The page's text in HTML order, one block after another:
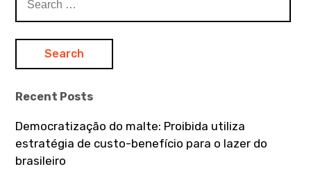
c
f
r
:
Recent Posts
Democratização do malte: Proibida utiliza
estratégia de custo-benefício para o lazer do
brasileiro